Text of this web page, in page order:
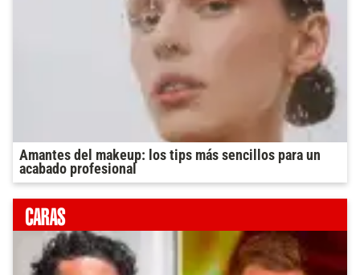
Amantes del makeup: los tips más sencillos para un
acabado profesional